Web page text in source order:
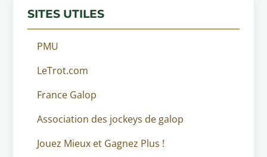
SITES UTILES
PMU
LeTrot.com
France Galop
Association des jockeys de galop
Jouez Mieux et Gagnez Plus !